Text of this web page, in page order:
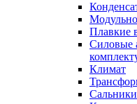
Плавкие
Силовые
Климат
Сальники